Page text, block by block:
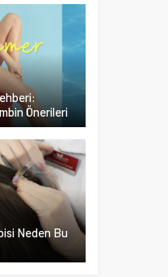
Önerileri
Neden Bu